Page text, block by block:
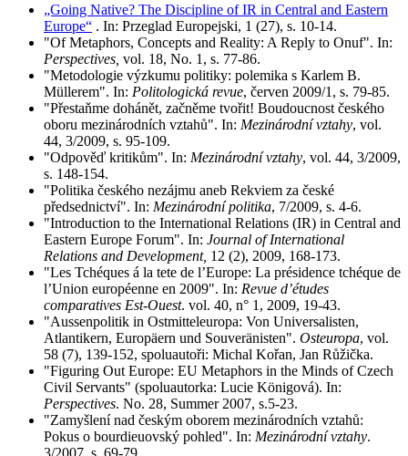
„Going Native? The Discipline of IR in Central and Eastern
Europe“ . In: Przeglad Europejski, 1 (27), s. 10-14.
"Of Metaphors, Concepts and Reality: A Reply to Onuf". In:
Perspectives, vol. 18, No. 1, s. 77-86.
"Metodologie výzkumu politiky: polemika s Karlem B.
Müllerem". In: Politologická revue, červen 2009/1, s. 79-85.
"Přestaňme dohánět, začněme tvořit! Boudoucnost českého
oboru mezinárodních vztahů". In: Mezinárodní vztahy, vol.
44, 3/2009, s. 95-109.
"Odpověď kritikům". In: Mezinárodní vztahy, vol. 44, 3/2009,
s. 148-154.
"Politika českého nezájmu aneb Rekviem za české
předsednictví". In: Mezinárodní politika, 7/2009, s. 4-6.
"Introduction to the International Relations (IR) in Central and
Eastern Europe Forum". In: Journal of International
Relations and Development, 12 (2), 2009, 168-173.
"Les Tchéques á la tete de l’Europe: La présidence tchéque de
l’Union européenne en 2009". In: Revue d’études
comparatives Est-Ouest. vol. 40, n° 1, 2009, 19-43.
"Aussenpolitik in Ostmitteleuropa: Von Universalisten,
Atlantikern, Europäern und Souveränisten". Osteuropa, vol.
58 (7), 139-152, spoluautoři: Michal Kořan, Jan Růžička.
"Figuring Out Europe: EU Metaphors in the Minds of Czech
Civil Servants" (spoluautorka: Lucie Königová). In:
Perspectives. No. 28, Summer 2007, s.5-23.
"Zamyšlení nad českým oborem mezinárodních vztahů:
Pokus o bourdieuovský pohled". In: Mezinárodní vztahy.
3/2007, s. 69-79.